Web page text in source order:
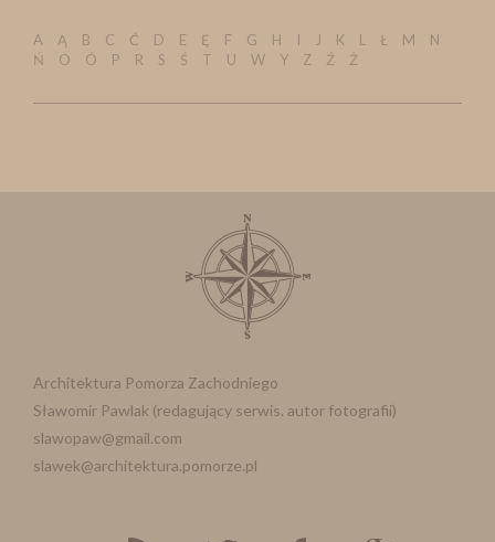
A Ą B C Ć D E Ę F G H I J K L Ł M N
Ń O Ó P R S Ś T U W Y Z Ź Ż
Architektura Pomorza Zachodniego
Sławomir Pawlak (redagujący serwis. autor fotografii)
slawopaw@gmail.com
slawek@architektura.pomorze.pl